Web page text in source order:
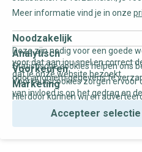
Meer informatie vind je in onze
Noodzakelijk
Deze zijn nodig voor een goede
voor dat aan jou snel en correct
dat je onze website bezoekt.
Analytisch
Statistische cookies helpen ons
door anoniem gegevens te
Voorkeuren
Voorkeurscookies zorgen
van invloed is op het gedrag en
Marketing
Hierdoor kunnen wij en
gepersonaliseerde online
Accepteer selectie